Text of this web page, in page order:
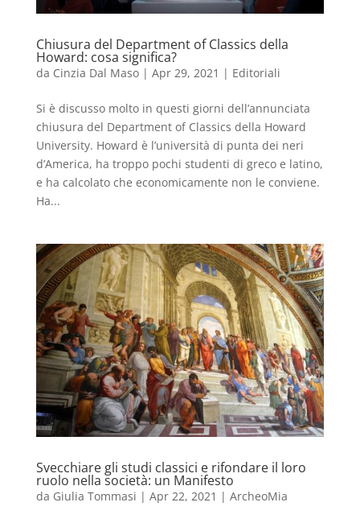
Chiusura del Department of Classics della
Howard: cosa significa?
da Cinzia Dal Maso| Apr 29, 2021 | Editoriali
Si è discusso molto in questi giorni dell’annunciata
chiusura del Department of Classics della Howard
University. Howard è l’università di punta dei neri
d’America, ha troppo pochi studenti di greco e latino,
e ha calcolato che economicamente non le conviene.
Ha...
Svecchiare gli studi classici e rifondare il loro
ruolo nella società: un Manifesto
da Giulia Tommasi | Apr 22, 2021 | ArcheoMia